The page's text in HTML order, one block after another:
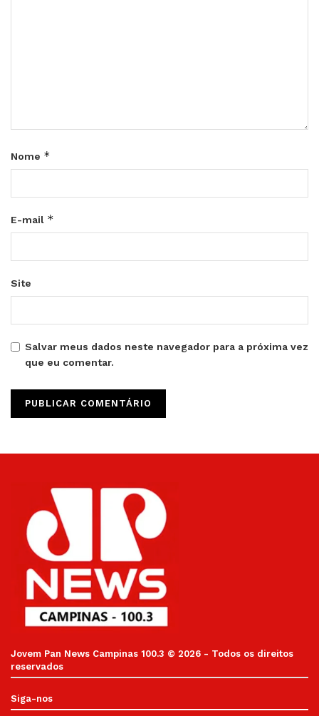
Nome *
E-mail *
Site
Salvar meus dados neste navegador para a próxima vez
que eu comentar.
Jovem Pan News Campinas 100.3 © 2026 - Todos os direitos
reservados
Siga-nos